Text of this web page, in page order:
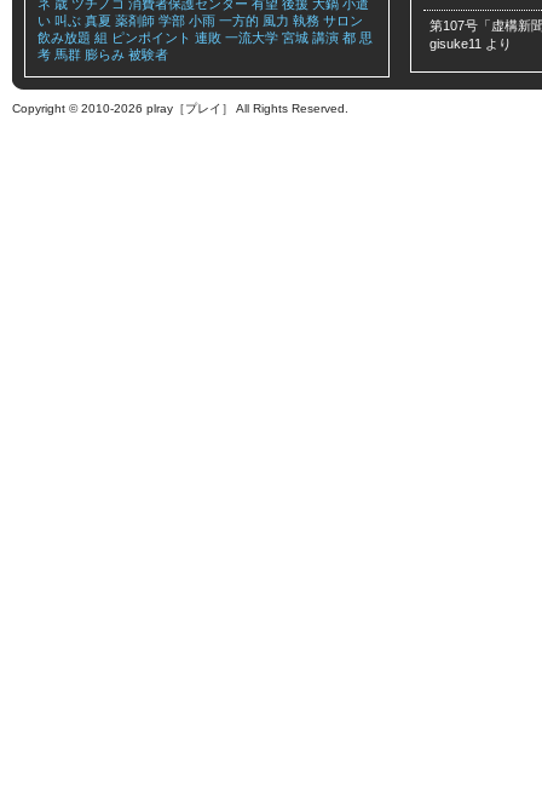
ネ 歳 ツチノコ 消費者保護センター 有望 後援 大鍋 小遣
い 叫ぶ 真夏 薬剤師 学部 小雨 一方的 風力 執務 サロン
飲み放題 組 ピンポイント 連敗 一流大学 宮城 講演 都 思
考 馬群 膨らみ 被験者
第107号「虚構新
gisuke11 より
Copyright © 2010-2026 plray［プレイ］ All Rights Reserved.